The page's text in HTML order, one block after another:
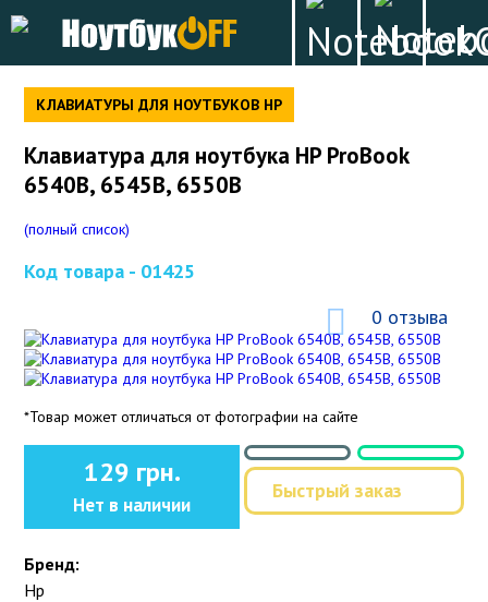
КЛАВИАТУРЫ ДЛЯ НОУТБУКОВ HP
Клавиатура для ноутбука HP ProBook
6540B, 6545B, 6550B
(полный список)
Код товара - 01425
0 отзыва
*Товар может отличаться от фотографии на сайте
129 грн.
Нет в наличии
Быстрый заказ
Бренд:
Hp